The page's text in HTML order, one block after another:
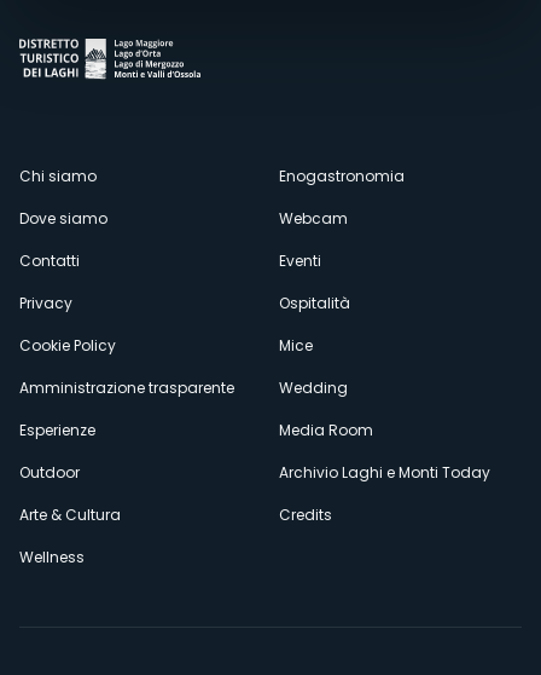
Menù
secondario
Chi siamo
Dove siamo
Contatti
Privacy
Cookie Policy
Amministrazione trasparente
Esperienze
Outdoor
Arte & Cultura
Wellness
Enogastronomia
Webcam
Eventi
Ospitalità
Mice
Wedding
Media Room
Archivio Laghi e Monti Today
Credits